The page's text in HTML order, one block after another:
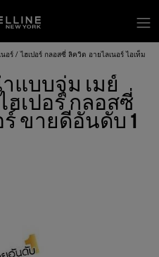
นอร์
ไฮเปอร์ กลอสซี่ ลิควิด อายไลเนอร์ ไอเท็ม
แบบจุ่ม เมย์
ฮเปอร์ กลอสซี่
ขายดีอันดับ 1